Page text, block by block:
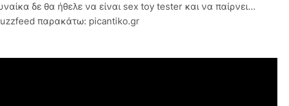
δε θα ήθελε να είναι sex toy tester και να παίρνει…
παρακάτω: picantiko.gr